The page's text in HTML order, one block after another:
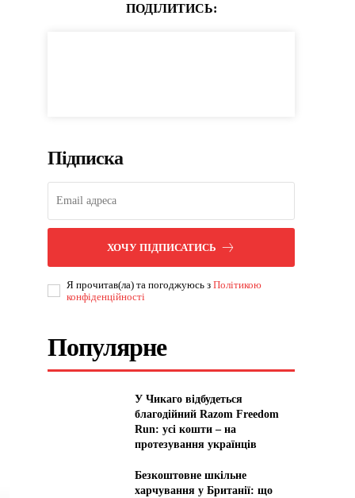
ПОДІЛИТИСЬ:
Підписка
ХОЧУ ПІДПИСАТИСЬ
Я прочитав(ла) та погоджуюсь зПолітикою
конфіденційності
Популярне
У Чикаго відбудеться
благодійний Razom Freedom
Run: усі кошти – на
протезування українців
Безкоштовне шкільне
харчування у Британії: що